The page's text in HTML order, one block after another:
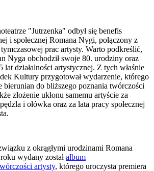
"Jutrzenka" odbył się benefis
i społecznej Romana Nygi, połączony z
prac artysty. Warto podkreślić,
Nyga obchodził swoje 80. urodziny oraz
lat działalności artystycznej. Z tych właśnie
Kultury przygotował wydarzenie, którego
bierunian do bliższego poznania twórczości
złożenie ukłonu samemu artyście za
i ołówka oraz za lata pracy społecznej
z okrągłymi urodzinami Romana
wydany zostałalbum
artysty, którego uroczysta premiera